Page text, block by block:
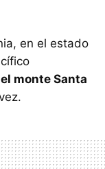
en el estado
el monte Santa